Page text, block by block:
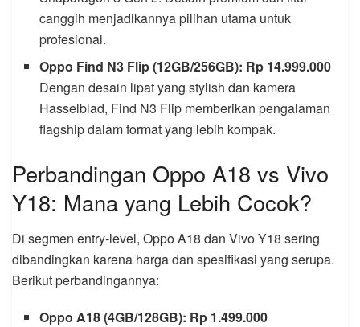
canggih menjadikannya pilihan utama untuk
profesional.
Oppo Find N3 Flip (12GB/256GB): Rp 14.999.000
Dengan desain lipat yang stylish dan kamera
Hasselblad, Find N3 Flip memberikan pengalaman
flagship dalam format yang lebih kompak.
Perbandingan Oppo A18 vs Vivo
Y18: Mana yang Lebih Cocok?
Di segmen entry-level, Oppo A18 dan Vivo Y18 sering
dibandingkan karena harga dan spesifikasi yang serupa.
Berikut perbandingannya:
Oppo A18 (4GB/128GB): Rp 1.499.000